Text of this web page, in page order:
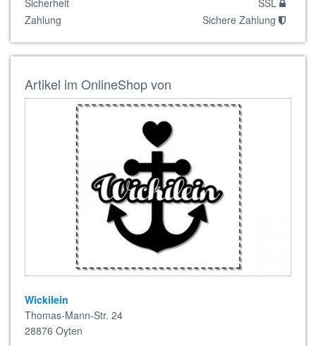
Sicherheit
SSL
Zahlung
Sichere Zahlung
Artikel im OnlineShop von
Wickilein
Thomas-Mann-Str. 24
28876 Oyten